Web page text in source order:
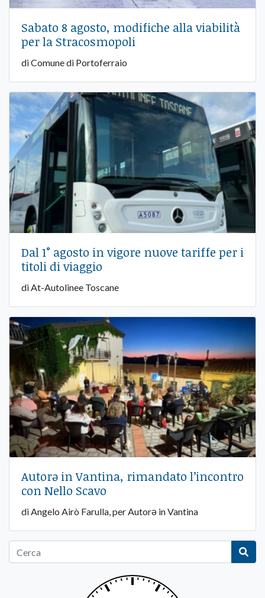
Sabato 8 agosto, modifiche alla viabilità
per la Stracosmopoli
di Comune di Portoferraio
Dal 1° agosto in vigore nuove tariffe per i
titoli di viaggio
di At-Autolinee Toscane
Autorə in Vantina, rimandato l’incontro
con Nello Scavo
di Angelo Airò Farulla, per Autorə in Vantina